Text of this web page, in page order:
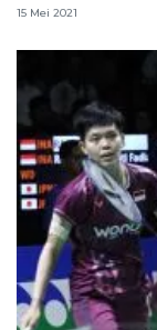
15 Mei 2021